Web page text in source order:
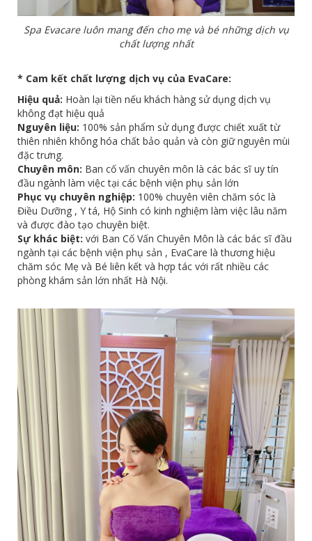
Spa Evacare luôn mang đến cho mẹ và bé những dịch vụ
chất lượng nhất
* Cam kết chất lượng dịch vụ của EvaCare:
Hiệu quả: Hoàn lại tiền nếu khách hàng sử dụng dịch vụ
không đạt hiệu quả
Nguyên liệu: 100% sản phẩm sử dụng được chiết xuất từ
thiên nhiên không hóa chất bảo quản và còn giữ nguyên mùi
đặc trưng.
Chuyên môn: Ban cố vấn chuyên môn là các bác sĩ uy tín
đầu ngành làm việc tại các bệnh viện phụ sản lớn
Phục vụ chuyên nghiệp: 100% chuyên viên chăm sóc là
Điều Dưỡng , Y tá, Hộ Sinh có kinh nghiệm làm việc lâu năm
và được đào tạo chuyên biệt.
Sự khác biệt: với Ban Cố Vấn Chuyên Môn là các bác sĩ đầu
ngành tại các bệnh viện phụ sản , EvaCare là thương hiệu
chăm sóc Mẹ và Bé liên kết và hợp tác với rất nhiều các
phòng khám sản lớn nhất Hà Nội.